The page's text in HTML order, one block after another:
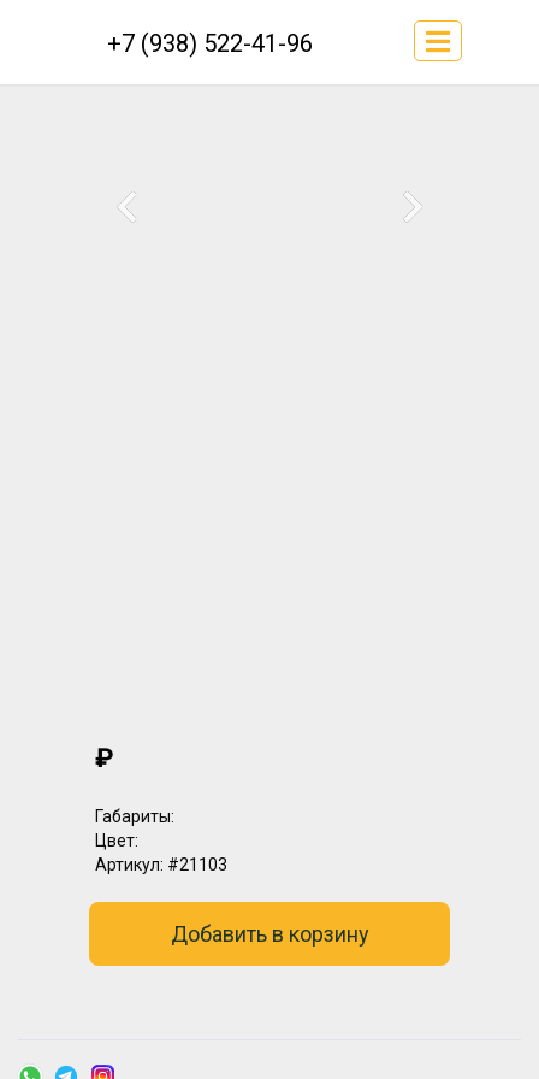
+7 (938) 522-41-96
₽
Габариты:
Цвет:
Артикул: #21103
Добавить в корзину